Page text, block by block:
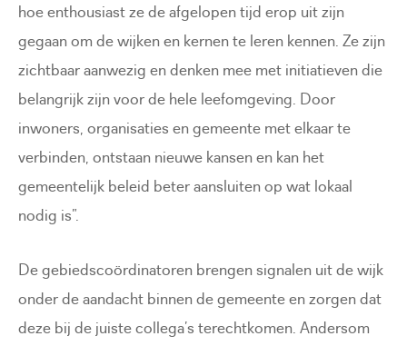
hoe enthousiast ze de afgelopen tijd erop uit zijn
gegaan om de wijken en kernen te leren kennen. Ze zijn
zichtbaar aanwezig en denken mee met initiatieven die
belangrijk zijn voor de hele leefomgeving. Door
inwoners, organisaties en gemeente met elkaar te
verbinden, ontstaan nieuwe kansen en kan het
gemeentelijk beleid beter aansluiten op wat lokaal
nodig is”.
De gebiedscoördinatoren brengen signalen uit de wijk
onder de aandacht binnen de gemeente en zorgen dat
deze bij de juiste collega’s terechtkomen. Andersom